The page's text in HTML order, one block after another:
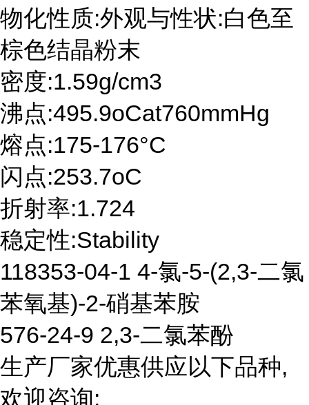
物化性质:外观与性状:白色至
棕色结晶粉末
密度:1.59g/cm3
沸点:495.9oCat760mmHg
熔点:175-176°C
闪点:253.7oC
折射率:1.724
稳定性:Stability
118353-04-1 4-氯-5-(2,3-二氯
苯氧基)-2-硝基苯胺
576-24-9 2,3-二氯苯酚
生产厂家优惠供应以下品种,
欢迎咨询: